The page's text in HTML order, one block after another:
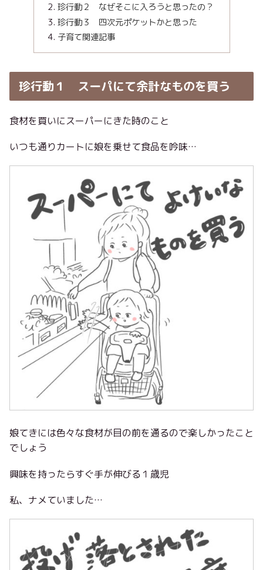
珍行動２ なぜそこに入ろうと思ったの？
珍行動３ 四次元ポケットかと思った
子育て関連記事
珍行動１ スーパにて余計なものを買う
食材を買いにスーパーにきた時のこと
いつも通りカートに娘を乗せて食品を吟味…
娘てきには色々な食材が目の前を通るので楽しかったこと
でしょう
興味を持ったらすぐ手が伸びる１歳児
私、ナメていました…